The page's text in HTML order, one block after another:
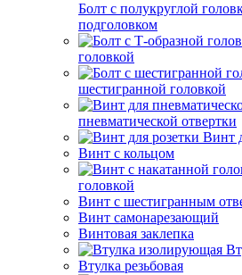
Болт с полукруглой
подголовком
головкой
шестигранной головкой
пневматической отвертки
Винт
Винт с кольцом
головкой
Винт с шестигранным
Винт самонарезающий
Винтовая заклепка
Втулка резьбовая